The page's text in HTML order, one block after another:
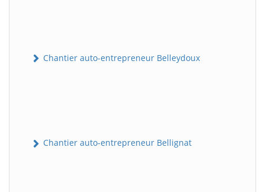
Chantier auto-entrepreneur Belleydoux
Chantier auto-entrepreneur Bellignat